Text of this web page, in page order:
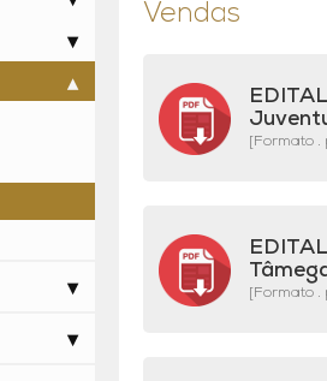
Vendas
[Formato .
[Formato .